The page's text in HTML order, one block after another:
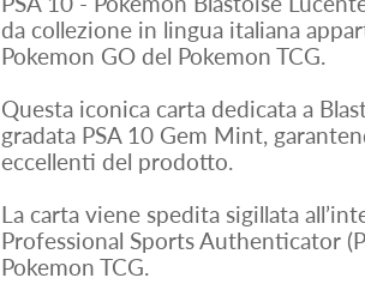
da collezione in lingua italiana
Pokemon GO del Pokemon TCG.
Questa iconica carta dedicata a
gradata PSA 10 Gem Mint,
eccellenti del prodotto.
La carta viene spedita sigillata
Professional Sports Authenticator
Pokemon TCG.